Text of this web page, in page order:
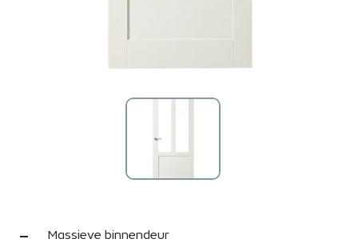
Massieve binnendeur